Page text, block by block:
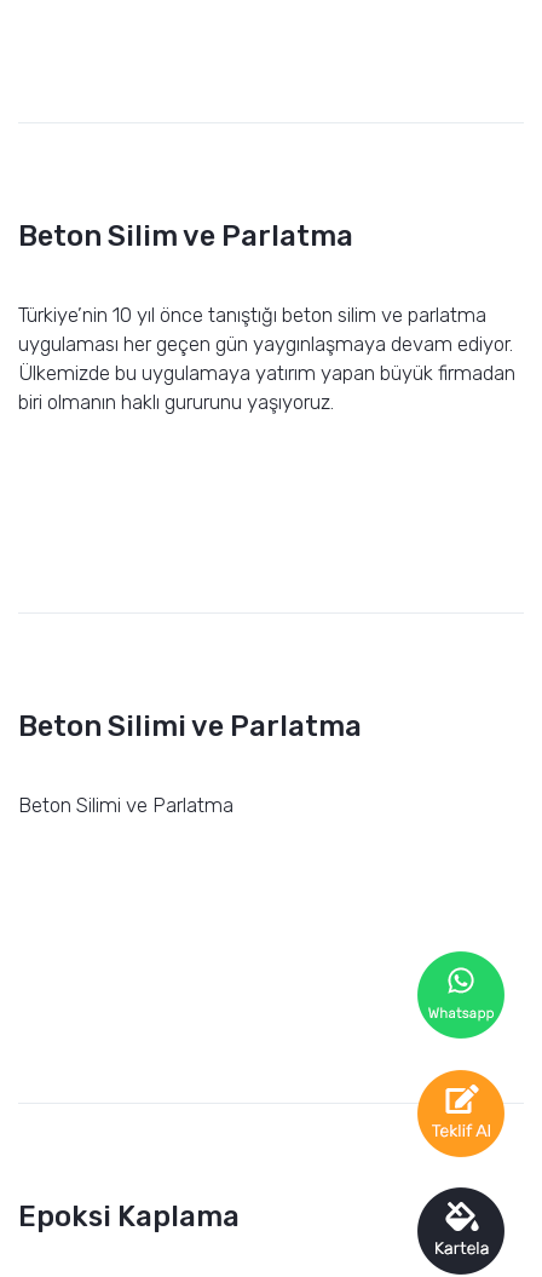
Beton Silim ve Parlatma
Türkiye’nin 10 yıl önce tanıştığı beton silim ve parlatma
uygulaması her geçen gün yaygınlaşmaya devam ediyor.
Ülkemizde bu uygulamaya yatırım yapan büyük firmadan
biri olmanın haklı gururunu yaşıyoruz.
Beton Silimi ve Parlatma
Beton Silimi ve Parlatma
Epoksi Kaplama